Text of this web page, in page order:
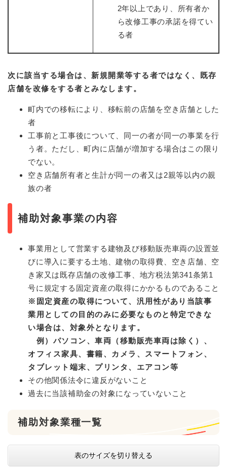
2年以上であり、所有者か
ら改修工事の承諾を得てい
る者
次に該当する場合は、新規開業等する者ではなく、既存
店舗を改修をする者とみなします。
町内での移転により、移転前の店舗を空き店舗とした
者
工事前と工事後について、同一の者が同一の事業を行
う者。ただし、町内に店舗が増加する場合はこの限り
でない。
空き店舗所有者と生計が同一の者又は2親等以内の親
族の者
補助対象事業の内容
事業用として営業する建物及び移動販売車両の設置並
びに導入に要する土地、建物の取得費、空き店舗、空
き家又は既存店舗の改修工事、地方税法第341条第1
号に規定する固定資産の取得にかかるものであること
※固定資産の取得について、汎用性があり当該事
業用としての目的のみに必要なものと特定できな
い場合は、対象外となります。
例）パソコン、車両（移動販売車両は除く）、
オフィス家具、書籍、カメラ、スマートフォン、
タブレット端末、プリンタ、エアコン等
その他関係法令に違反がないこと
過去に当該補助金の対象になっていないこと
補助対象業種一覧
表のサイズを切り替える